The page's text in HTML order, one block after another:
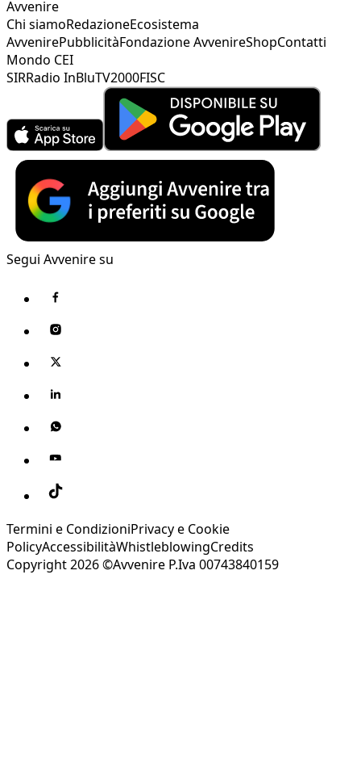
Avvenire
Chi siamoRedazioneEcosistema
AvvenirePubblicitàFondazione AvvenireShopContatti
Mondo CEI
SIRRadio InBluTV2000FISC
Segui Avvenire su
Termini e CondizioniPrivacy e Cookie
PolicyAccessibilitàWhistleblowingCredits
Copyright 2026 ©Avvenire P.Iva 00743840159